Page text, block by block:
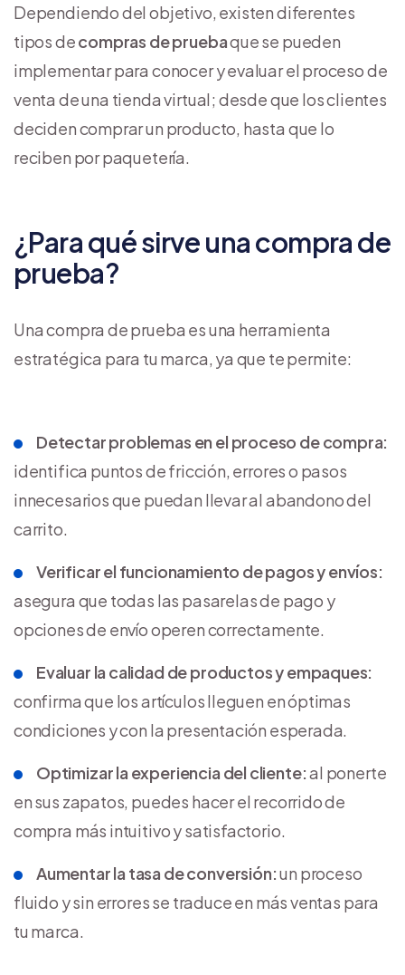
Dependiendo del objetivo, existen diferentes
tipos decompras de pruebaque se pueden
implementar para conocer y evaluar el proceso de
venta de una tienda virtual; desde que los clientes
deciden comprar un producto, hasta que lo
reciben por paquetería.
¿Para qué sirve una compra de
prueba?
Una compra de prueba es una herramienta
estratégica para tu marca, ya que te permite:
Detectar problemas en el proceso de compra:
identifica puntos de fricción, errores o pasos
innecesarios que puedan llevar al abandono del
carrito.
Verificar el funcionamiento de pagos y envíos:
asegura que todas las pasarelas de pago y
opciones de envío operen correctamente.
Evaluar la calidad de productos y empaques:
confirma que los artículos lleguen en óptimas
condiciones y con la presentación esperada.
Optimizar la experiencia del cliente:al ponerte
en sus zapatos, puedes hacer el recorrido de
compra más intuitivo y satisfactorio.
Aumentar la tasa de conversión:un proceso
fluido y sin errores se traduce en más ventas para
tu marca.